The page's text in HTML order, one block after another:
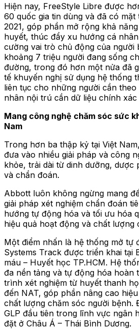
Hiện nay, FreeStyle Libre được
60 quốc gia tin dùng và đã có mặt
2021, góp phần mở rộng khả
huyết, thúc đẩy xu hướng cá
cường vai trò chủ động của người
khoảng 7 triệu người đang sống
đường, trong đó hơn một nửa đã
tế khuyến nghị sử dụng hệ thống
liên tục cho những người cần
nhân nội trú cần dữ liệu chính
Mang công nghệ chăm sóc sức
Nam
Trong hơn ba thập kỷ tại Việt
đưa vào nhiều giải pháp và công
khỏe, trải dài từ dinh dưỡng, dược
và chẩn đoán.
Abbott luôn không ngừng mang
giải pháp xét nghiệm chẩn đoán
hướng tự động hóa và tối ưu hóa
hiệu quả hoạt động và chất lượng
Một điểm nhấn là hệ thống mở tự
Systems Track được triển khai tại
máu – Huyết học TP.HCM. Hệ
đa nền tảng và tự động hóa hoàn
trình xét nghiệm từ huyết thanh
đến NAT, góp phần nâng cao
chất lượng chăm sóc người bệnh.
GLP đầu tiên trong lĩnh vực ngân
đặt ở Châu Á – Thái Bình Dương.